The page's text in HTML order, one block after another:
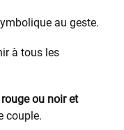
au geste.
à tous les
ou noir et
couple.